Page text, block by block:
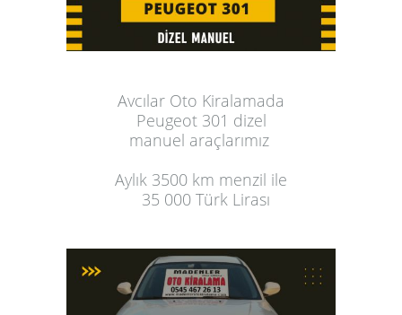
Avcılar Oto Kiralamada
Peugeot 301 dizel
manuel araçlarımız
Aylık 3500 km menzil ile
35 000 Türk Lirası